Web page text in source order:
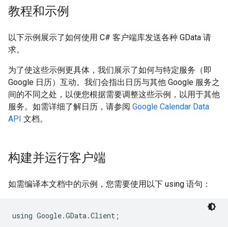
教程和示例
以下示例展示了如何使用 C# 客户端库发送各种 GData 请
求。
为了使这些示例更具体，我们展示了如何与特定服务（即
Google 日历）互动。我们会指出日历与其他 Google 服务之
间的不同之处，以便您根据需要调整这些示例，以用于其他
服务。如需详细了解日历，请参阅 Google Calendar Data
API 文档。
构建并运行客户端
如需编译本文档中的示例，您需要使用以下 using 语句：
using Google.GData.Client;